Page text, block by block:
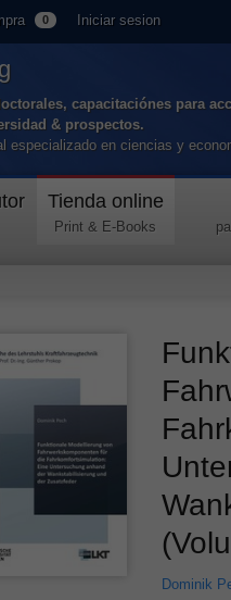
0 Iniciar sesion
capacitaciónes para
& prospectos.
especializado en ciencias y
Tienda online
Print & E-Books
Dominik